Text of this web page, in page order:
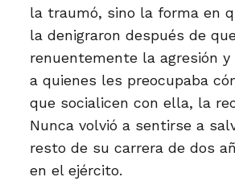
la traumó, sino la forma en
la denigraron después de
renuentemente la agresión y
a quienes les preocupaba
que socialicen con ella, la
Nunca volvió a sentirse a
resto de su carrera de dos
en el ejército.